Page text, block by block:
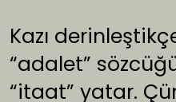
Kazı
“adalet”
“itaat” yatar.